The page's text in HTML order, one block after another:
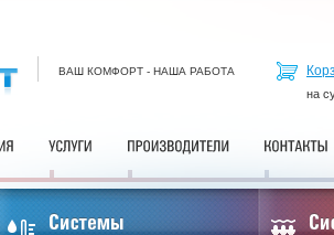
ВАШ КОМФОРТ - НАША РАБОТА
на